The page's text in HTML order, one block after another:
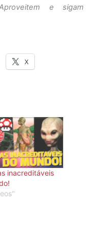
e sigam
X
inacreditáveis